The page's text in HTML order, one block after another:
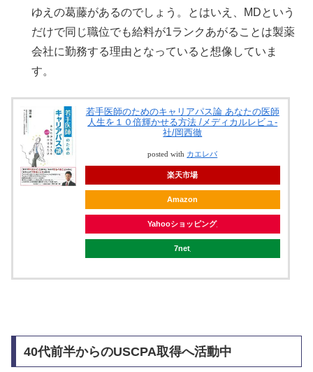
ゆえの葛藤があるのでしょう。とはいえ、MDという
だけで同じ職位でも給料が1ランクあがることは製薬
会社に勤務する理由となっていると想像していま
す。
若手医師のためのキャリアパス論 あなたの医師
人生を１０倍輝かせる方法 /メディカルレビュ-
社/岡西徹
posted with カエレバ
楽天市場
Amazon
Yahooショッピング
7net
40代前半からのUSCPA取得へ活動中